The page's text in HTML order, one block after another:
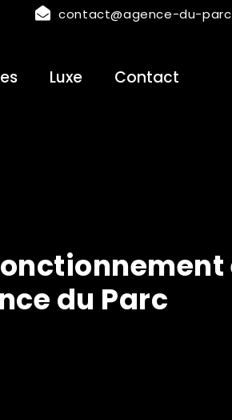
contact@agence-du-
Luxe Contact
du Parc